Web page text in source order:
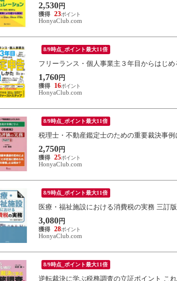
2,530 円
23
HonyaClub.com
8/9時点_ポイント最大11倍
フリーランス・個人事業主３年目からはじ
1,760 円
16
HonyaClub.com
8/9時点_ポイント最大11倍
税理士・不動産鑑定士のための重要裁決事
2,750 円
25
HonyaClub.com
8/9時点_ポイント最大11倍
医療・福祉施設における消費税の実務 三訂
3,080 円
28
HonyaClub.com
8/9時点_ポイント最大11倍
逆転裁決に学ぶ税務調査の立証ポイント こ